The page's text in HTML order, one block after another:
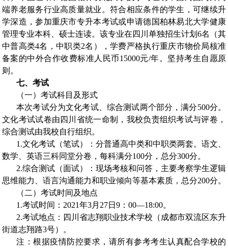
端养老服务行业高质量就业。符合相应条件的学生，可继续升
学深造，参加重庆市专升本考试或申请德国柏林易北大学健康
管理专业本科、硕士连读。该专业在四川单独招生计划 6名（其
中普高类4名，中职类2名），学费严格执行重庆市物价局核准
备案的中外合作收费标准人民币15000元/年。坚持考生自愿原
则。
七、考试
（一）考试科目及形式
本次考试分为文化考试、综合测试两个部分，满分500分。
文化考试试卷由四川省统一命制，我校负责组织考试与评卷，
综合测试由我校自行组织。
1.文化考试（笔试）：分普通高中类和中职类两套。语文、
数学、英语三科同堂分卷，每科满分100分，总分300分。
2.综合测试（面试）：现场考核和问答，主要考察学生逻辑
思维能力、语言沟通能力和职业倾向等基本素质，总分200分。
（二）考试时间及地点
1.考试时间： 2021年3月 27日 9 ： 00—18:00。
2.考试地点：四川省志翔职业技术学校（成都市双流区东升
街道志翔路3号）。
注：根据疫情防控要求，请所有参考考生认真配合学校的